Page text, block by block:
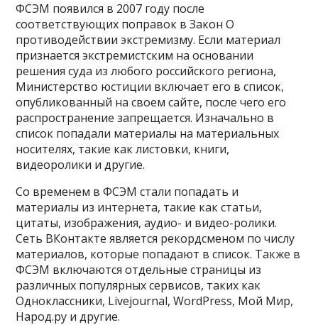
ФСЭМ появился в 2007 году после
соответствующих поправок в Закон О
противодействии экстремизму. Если материал
признается экстремистским на основании
решения суда из любого российского региона,
Министерство юстиции включает его в список,
опубликованный на своем сайте, после чего его
распространение запрещается. Изначально в
список попадали материалы на материальных
носителях, такие как листовки, книги,
видеоролики и другие.
Со временем в ФСЭМ стали попадать и
материалы из интернета, такие как статьи,
цитаты, изображения, аудио- и видео-ролики.
Сеть ВКонтакте является рекордсменом по числу
материалов, которые попадают в список. Также в
ФСЭМ включаются отдельные страницы из
различных популярных сервисов, таких как
Одноклассники, Livejournal, WordPress, Мой Мир,
Народ.ру и другие.